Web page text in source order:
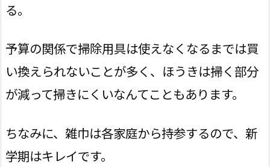
る。
予算の関係で掃除用具は使えなくなるまでは買
い換えられないことが多く、ほうきは掃く部分
が減って掃きにくいなんてこともあります。
ちなみに、雑巾は各家庭から持参するので、新
学期はキレイです。